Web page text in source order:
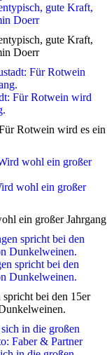
gute Kraft,
Doerr
gute Kraft,
Doerr
Für Rotwein wird
Rotwein wird es ein
wohl ein großer
ein großer
spricht bei den
Dunkelweinen.
bei den 15er